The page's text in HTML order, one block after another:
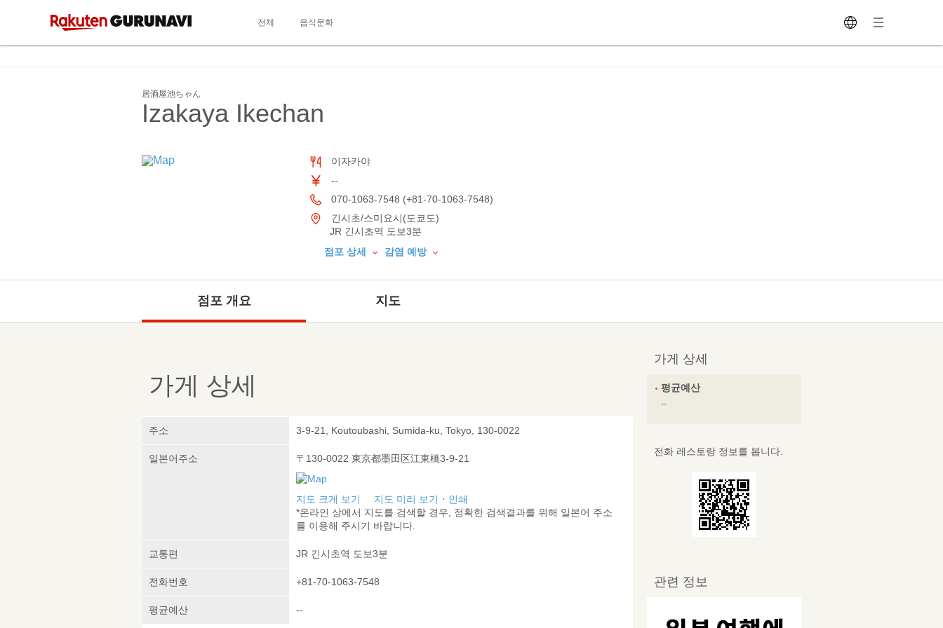
전체 음식문화
居酒屋池ちゃん
Izakaya Ikechan
이자카야
--
070-1063-7548 (+81-70-1063-7548)
긴시초/스미요시(도쿄도)
JR 긴시초역 도보3분
점포 상세
감염 예방
점포 개요 지도
가게 상세
주소 3-9-21, Koutoubashi, Sumida-ku, Tokyo, 130-0022
일본어주소 〒130-0022 東京都墨田区江東橋3-9-21
지도 크게 보기
지도 미리 보기・인쇄
*온라인 상에서 지도를 검색할 경우, 정확한 검색결과를 위해 일본어 주소
를 이용해 주시기 바랍니다.
교통편 JR 긴시초역 도보3분
전화번호 +81-70-1063-7548
평균예산 --
가게 상세
평균예산
--
전화 레스토랑 정보를 봅니다.
관련 정보